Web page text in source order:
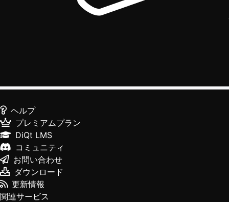
ヘルプ
プレミアムプラン
DiQt LMS
コミュニティ
お問い合わせ
ダウンロード
更新情報
関連サービス